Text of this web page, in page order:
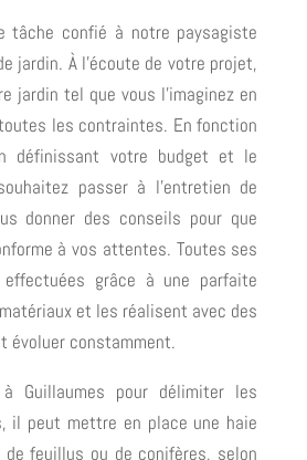
tâche confié à notre paysagiste
jardin. À l’écoute de votre projet,
jardin tel que vous l’imaginez en
les contraintes. En fonction
définissant votre budget et le
passer à l’entretien de
donner des conseils pour que
à vos attentes. Toutes ses
grâce à une parfaite
et les réalisent avec des
évoluer constamment.
Guillaumes pour délimiter les
il peut mettre en place une haie
feuillus ou de conifères, selon